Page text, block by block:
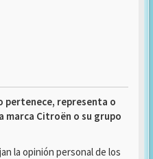
pertenece, representa o
marca Citroën o su grupo
la opinión personal de los